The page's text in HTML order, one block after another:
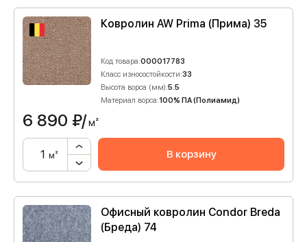
Ковролин AW Prima (Прима) 35
Код товара:000017783
Класс износостойкости:33
Высота ворса (мм):5.5
Материал ворса:100% ПА (Полиамид)
6 890 ₽/м²
м² В корзину
Офисный ковролин Condor Breda
(Бреда) 74